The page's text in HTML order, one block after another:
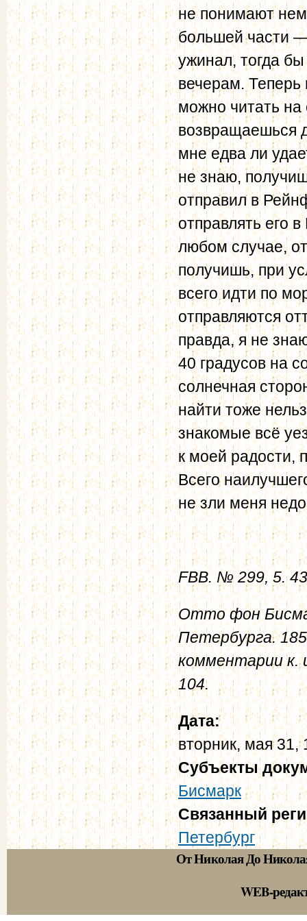
не понимают
большей части
ужинал, тогда
вечерам. Теперь
можно читать на
возвращаешься
мне едва ли
не знаю,
отправил в
отправлять его
любом случае,
получишь, при
всего идти по
отправляются
правда, я не
40 градусов на
солнечная
найти тоже
знакомые всё
к моей радости,
Всего
не зли меня
FBB. № 299, 5.
Отто фон
Петербурга.
комментарии к.
104.
Дата:
вторник, мая 31,
Субъекты
Бисмарк
Связанный
Петербург
От Николая До
WEB-